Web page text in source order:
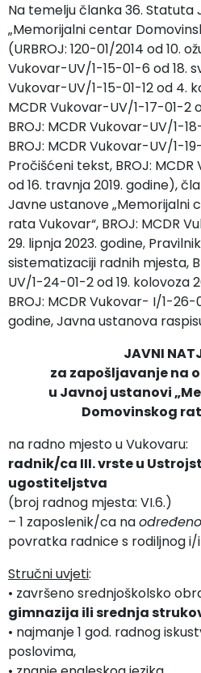
Na temelju članka 36. Statuta
„Memorijalni centar
(URBROJ: 120-01/2014 od 10.
Vukovar-UV/1-15-01-6 od 18.
Vukovar-UV/1-15-01-12 od 4.
MCDR Vukovar-UV/1-17-01-2
BROJ: MCDR Vukovar-UV/1-
BROJ: MCDR Vukovar-UV/1-
Pročišćeni tekst, BROJ:
od 16. travnja 2019. godine),
Javne ustanove „Memorijalni
rata Vukovar“, BROJ: MCDR
29. lipnja 2023. godine,
sistematizaciji radnih mjesta,
UV/1-24-01-2 od 19. kolovoza
BROJ: MCDR Vukovar- I/1-26-
godine, Javna ustanova
JAVNI
za zapošljavanje na
u Javnoj ustanovi
Domovinskog
na radno mjesto u Vukovaru:
radnik/ca III. vrste u
ugostiteljstva
(broj radnog mjesta: VI.6.)
– 1 zaposlenik/ca na
povratka radnice s rodiljnog
Stručni uvjeti:
• završeno srednjoškolsko
gimnazija ili srednja
• najmanje 1 god. radnog
poslovima,